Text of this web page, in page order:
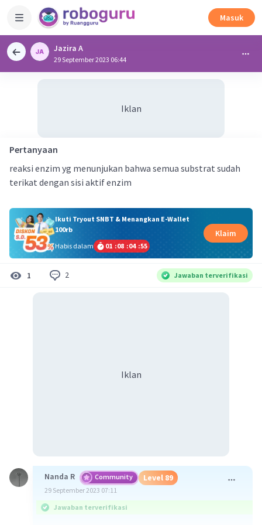
Masuk
Jazira A
29 September 2023 06:44
Iklan
Pertanyaan
reaksi enzim yg menunjukan bahwa semua substrat sudah
terikat dengan sisi aktif enzim
Ikuti Tryout SNBT & Menangkan E-Wallet
100rb
Habis dalam
01 :08 :04 :54
Klaim
1 2 Jawaban terverifikasi
Iklan
Nanda R Community Level 89
29 September 2023 07:11
Jawaban terverifikasi